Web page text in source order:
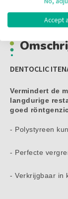
DENTOCLIC
Vermindert de
langdurige
goed
- Polystyreen
- Perfecte
- Verkrijgbaar in
Accept